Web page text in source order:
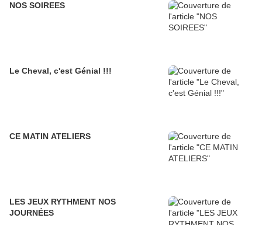
NOS SOIREES
Le Cheval, c'est Génial !!!
CE MATIN ATELIERS
LES JEUX RYTHMENT NOS
JOURNÉES